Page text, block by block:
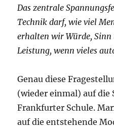
Das zentrale
Technik darf, wie viel
erhalten wir Würde,
Leistung, wenn vieles
Genau diese
(wieder einmal) auf die
Frankfurter Schule.
auf die entstehende